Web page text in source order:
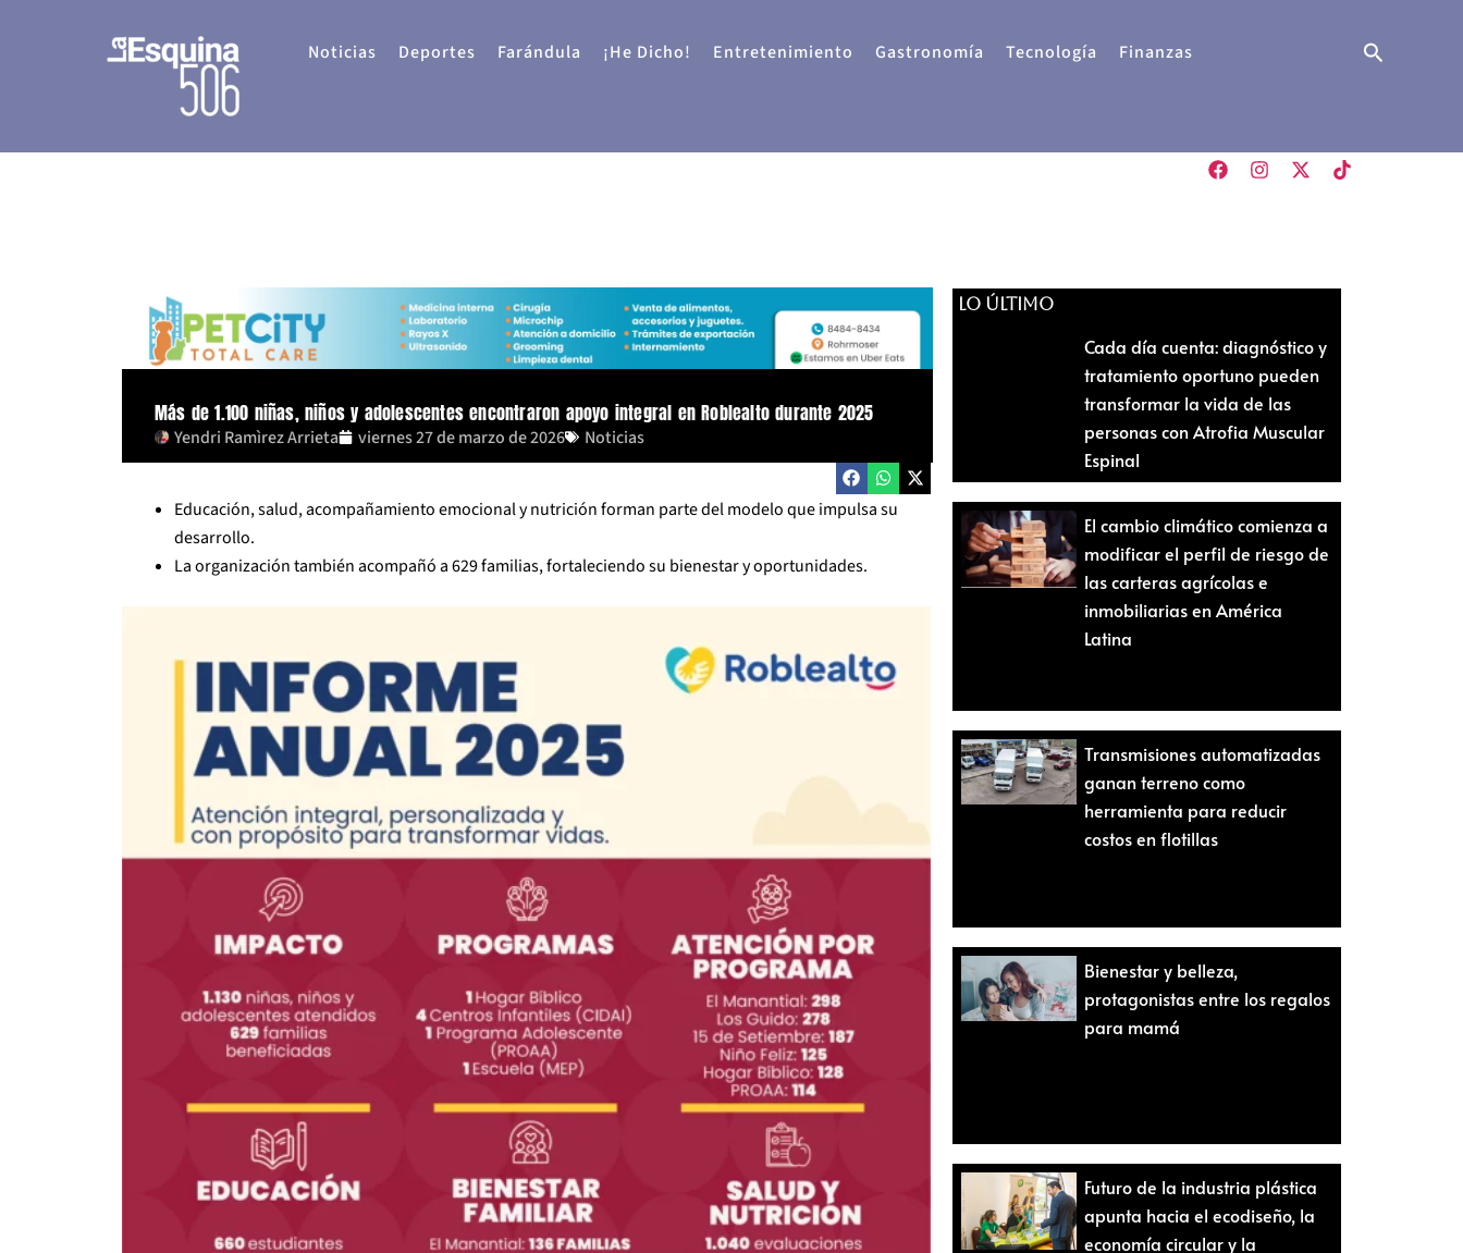
Noticias Deportes Farándula ¡He Dicho! Entretenimiento Gastronomía Tecnología Finanzas Buscar
Más de 1.100 niñas, niños y adolescentes encontraron apoyo integral en Roblealto durante 2025
Yendri Ramìrez Arrieta viernes 27 de marzo de 2026 Noticias
Educación, salud, acompañamiento emocional y nutrición forman parte del modelo que impulsa su
desarrollo.
La organización también acompañó a 629 familias, fortaleciendo su bienestar y oportunidades.
LO ÚLTIMO
Cada día cuenta: diagnóstico y
tratamiento oportuno pueden
transformar la vida de las
personas con Atrofia Muscular
Espinal
El cambio climático comienza a
modificar el perfil de riesgo de
las carteras agrícolas e
inmobiliarias en América
Latina
Transmisiones automatizadas
ganan terreno como
herramienta para reducir
costos en flotillas
Bienestar y belleza,
protagonistas entre los regalos
para mamá
Futuro de la industria plástica
apunta hacia el ecodiseño, la
economía circular y la